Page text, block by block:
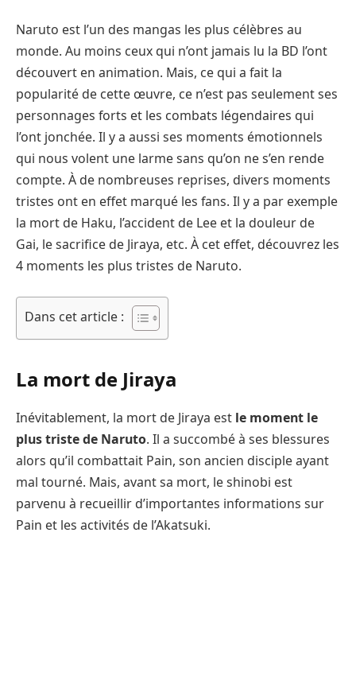
Naruto est l’un des mangas les plus célèbres au
monde. Au moins ceux qui n’ont jamais lu la BD l’ont
découvert en animation. Mais, ce qui a fait la
popularité de cette œuvre, ce n’est pas seulement ses
personnages forts et les combats légendaires qui
l’ont jonchée. Il y a aussi ses moments émotionnels
qui nous volent une larme sans qu’on ne s’en rende
compte. À de nombreuses reprises, divers moments
tristes ont en effet marqué les fans. Il y a par exemple
la mort de Haku, l’accident de Lee et la douleur de
Gai, le sacrifice de Jiraya, etc. À cet effet, découvrez les
4 moments les plus tristes de Naruto.
Dans cet article :
La mort de Jiraya
Inévitablement, la mort de Jiraya est le moment le
plus triste de Naruto. Il a succombé à ses blessures
alors qu’il combattait Pain, son ancien disciple ayant
mal tourné. Mais, avant sa mort, le shinobi est
parvenu à recueillir d’importantes informations sur
Pain et les activités de l’Akatsuki.